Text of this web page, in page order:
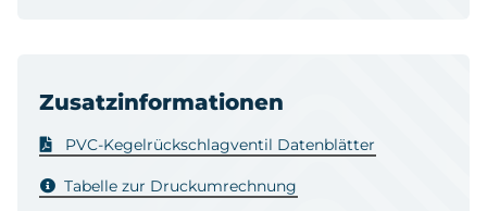
Zusatzinformationen
PVC-Kegelrückschlagventil Datenblätter
Tabelle zur Druckumrechnung